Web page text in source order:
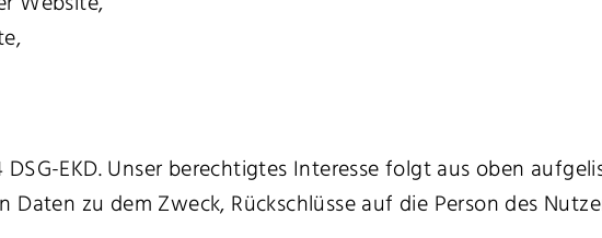
EKD. Unser berechtigtes Interesse folgt aus oben
zu dem Zweck, Rückschlüsse auf die Person des